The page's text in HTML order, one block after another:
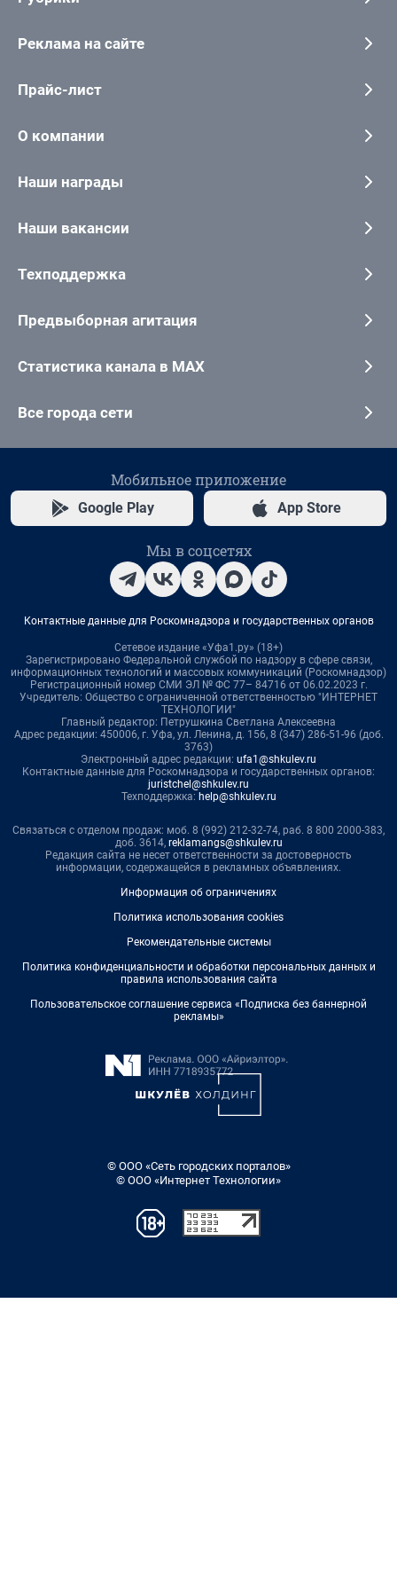
Реклама на сайте
Прайс-лист
О компании
Наши награды
Наши вакансии
Техподдержка
Предвыборная агитация
Статистика канала в MAX
Все города сети
Мобильное приложение
Google Play App Store
Мы в соцсетях
Контактные данные для Роскомнадзора и государственных органов
Сетевое издание «Уфа1.ру» (18+)
Зарегистрировано Федеральной службой по надзору в сфере связи,
информационных технологий и массовых коммуникаций (Роскомнадзор)
Регистрационный номер СМИ ЭЛ № ФС 77– 84716 от 06.02.2023 г.
Учредитель: Общество с ограниченной ответственностью "ИНТЕРНЕТ
ТЕХНОЛОГИИ"
Главный редактор: Петрушкина Светлана Алексеевна
Адрес редакции: 450006, г. Уфа, ул. Ленина, д. 156, 8 (347) 286-51-96 (доб.
3763)
Электронный адрес редакции: ufa1@shkulev.ru
Контактные данные для Роскомнадзора и государственных органов:
juristchel@shkulev.ru
Техподдержка: help@shkulev.ru
Связаться с отделом продаж: моб. 8 (992) 212-32-74, раб. 8 800 2000-383,
доб. 3614, reklamangs@shkulev.ru
Редакция сайта не несет ответственности за достоверность
информации, содержащейся в рекламных объявлениях.
Информация об ограничениях
Политика использования cookies
Рекомендательные системы
Политика конфиденциальности и обработки персональных данных и
правила использования сайта
Пользовательское соглашение сервиса «Подписка без баннерной
рекламы»
© ООО «Сеть городских порталов»
© ООО «Интернет Технологии»